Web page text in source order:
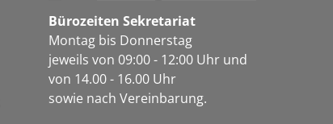
Bürozeiten Sekretariat
Montag bis Donnerstag
jeweils von 09:00 - 12:00 Uhr und
von 14.00 - 16.00 Uhr
sowie nach Vereinbarung.